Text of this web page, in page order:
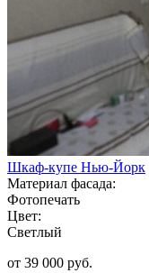
Шкаф-купе Нью-Йорк
Материал фасада:
Фотопечать
Цвет:
Светлый
от 39 000 руб.